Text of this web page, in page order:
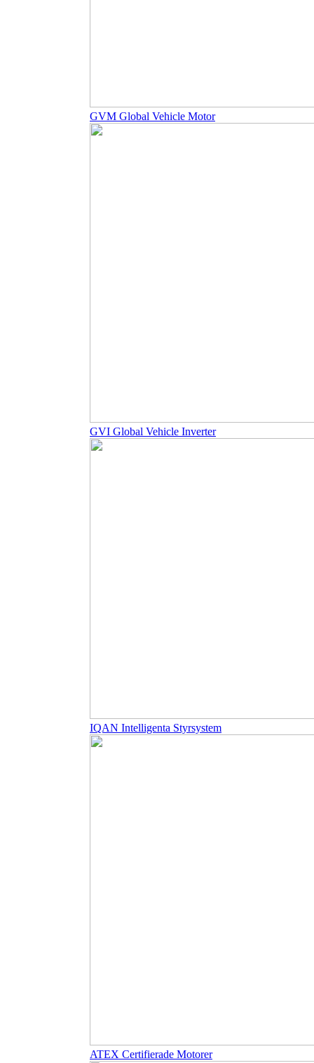
GVM Global Vehicle Motor
GVI Global Vehicle Inverter
IQAN Intelligenta Styrsystem
ATEX Certifierade Motorer